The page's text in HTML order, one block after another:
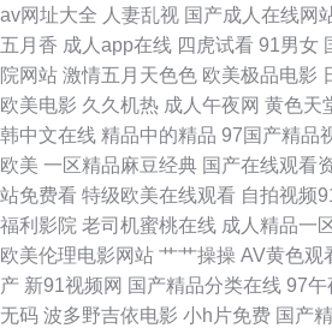
视频 亚洲夜夜蜜桃 大香蕉伊人色色 色色伦图
线观看网站入口 欧美色一区 91免费看福利姬
音先锋资源 成人福利99 日韩中文字幕有码 91
物在线 深夜av 91网站网址大全 乱色导航
91ri精品 大香蕉AV片 中文字幕强奸 人人操很
人影院 成人网站做爱在线免费 偷拍伊人大香
av网址大全 人妻乱视 国产成人在线网
五月香 成人app在线 四虎试看 91男女
院网站 激情五月天色色 欧美极品电影
欧美电影 久久机热 成人午夜网 黄色天
韩中文在线 精品中的精品 97国产精品
欧美 一区精品麻豆经典 国产在线观看
站免费看 特级欧美在线观看 自拍视频
福利影院 老司机蜜桃在线 成人精品一
欧美伦理电影网站 艹艹操操 AV黄色观
产 新91视频网 国产精品分类在线 97午
无码 波多野吉依电影 小h片免费 国产